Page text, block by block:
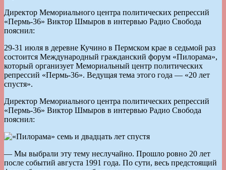
Директор Мемориального центра политических репрессий
«Пермь-36» Виктор Шмыров в интервью Радио Свобода
пояснил:
29-31 июля в деревне Кучино в Пермском крае в седьмой раз
состоится Международный гражданский форум «Пилорама»,
который организует Мемориальный центр политических
репрессий «Пермь-36». Ведущая тема этого года — «20 лет
спустя».
Директор Мемориального центра политических репрессий
«Пермь-36» Виктор Шмыров в интервью Радио Свобода
пояснил:
— Мы выбрали эту тему неслучайно. Прошло ровно 20 лет
после событий августа 1991 года. По сути, весь предстоящий